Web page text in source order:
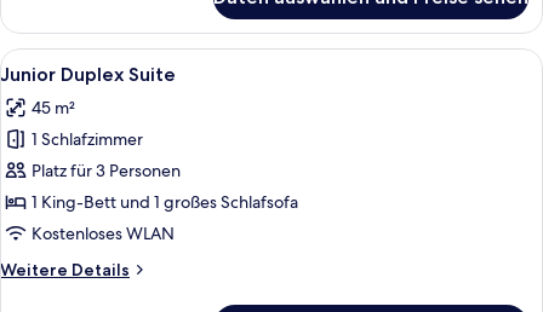
Suite
Alle
Fotos
für
Junior
Duplex
Suite
anzeigen
Ein Hotelzimmer mit einem großen
5
Junior Duplex Suite
45 m²
1 Schlafzimmer
Platz für 3 Personen
1 King-Bett und 1 großes Schlafsofa
Kostenloses WLAN
Weitere Details
Weitere